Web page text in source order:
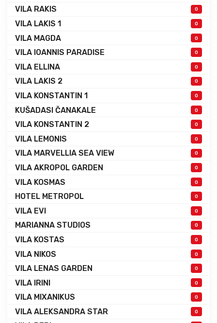
VILA RAKIS 0
VILA LAKIS 1 0
VILA MAGDA 0
VILA IOANNIS PARADISE 0
VILA ELLINA 0
VILA LAKIS 2 0
VILA KONSTANTIN 1 0
KUŠADASI ČANAKALE 0
VILA KONSTANTIN 2 0
VILA LEMONIS 0
VILA MARVELLIA SEA VIEW 0
VILA AKROPOL GARDEN 0
VILA KOSMAS 0
HOTEL METROPOL 0
VILA EVI 0
MARIANNA STUDIOS 0
VILA KOSTAS 0
VILA NIKOS 0
VILA LENAS GARDEN 0
VILA IRINI 0
VILA MIXANIKUS 0
VILA ALEKSANDRA STAR 0